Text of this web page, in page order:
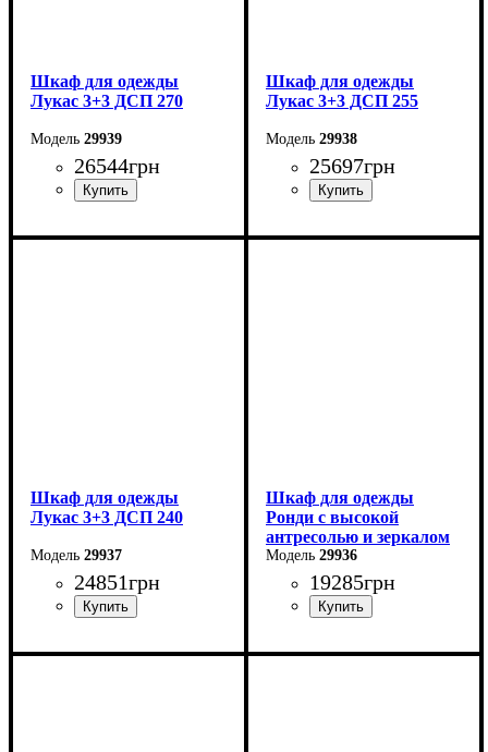
Шкаф для одежды
Лукас 3+3 ДСП 270
29939
26544грн
Ширина: 270 см
Шкаф для одежды
Лукас 3+3 ДСП 255
29938
25697грн
Ширина: 255 см
Шкаф для одежды
Лукас 3+3 ДСП 240
29937
24851грн
Ширина: 240 см
Шкаф для одежды
Ронди с высокой
антресолью и зеркалом
4 ДСП 29936
19285грн
Ширина: 160 см